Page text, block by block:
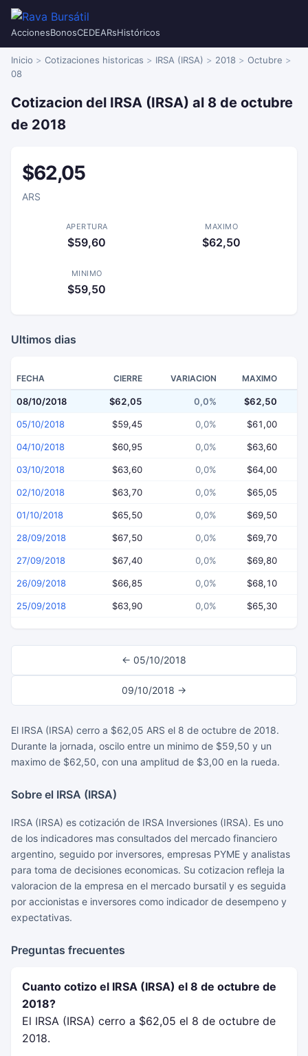
AccionesBonosCEDEARsHistóricos
Inicio Cotizaciones historicas IRSA (IRSA) 2018
Octubre
08
Cotizacion del IRSA (IRSA) al 8 de octubre
de 2018
$62,05
ARS
APERTURA
$59,60
MAXIMO
$62,50
MINIMO
$59,50
Ultimos dias
FECHA CIERRE VARIACION MAXIMO
08/10/2018 $62,05 0,0% $62,50
05/10/2018 $59,45 0,0% $61,00
04/10/2018 $60,95 0,0% $63,60
03/10/2018 $63,60 0,0% $64,00
02/10/2018 $63,70 0,0% $65,05
01/10/2018 $65,50 0,0% $69,50
28/09/2018 $67,50 0,0% $69,70
27/09/2018 $67,40 0,0% $69,80
26/09/2018 $66,85 0,0% $68,10
25/09/2018 $63,90 0,0% $65,30
← 05/10/2018
09/10/2018 →
El IRSA (IRSA) cerro a $62,05 ARS el 8 de octubre de 2018.
Durante la jornada, oscilo entre un minimo de $59,50 y un
maximo de $62,50, con una amplitud de $3,00 en la rueda.
Sobre el IRSA (IRSA)
IRSA (IRSA) es cotización de IRSA Inversiones (IRSA). Es uno
de los indicadores mas consultados del mercado financiero
argentino, seguido por inversores, empresas PYME y analistas
para toma de decisiones economicas. Su cotizacion refleja la
valoracion de la empresa en el mercado bursatil y es seguida
por accionistas e inversores como indicador de desempeno y
expectativas.
Preguntas frecuentes
Cuanto cotizo el IRSA (IRSA) el 8 de octubre de
2018?
El IRSA (IRSA) cerro a $62,05 el 8 de octubre de
2018.